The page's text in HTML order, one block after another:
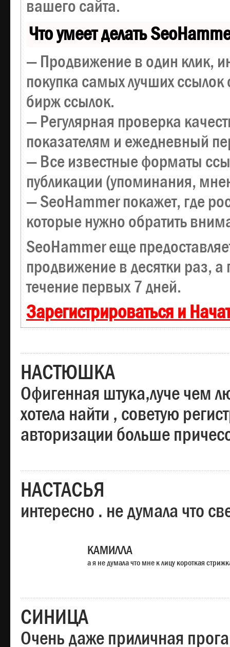
вашего сайта.
Что умеет делать
— Продвижение в один клик,
покупка самых лучших ссылок
бирж ссылок.
— Регулярная проверка
показателям и ежедневный
— Все известные форматы
публикации (упоминания,
— SeoHammer покажет, где
которые нужно обратить
SeoHammer еще
продвижение в десятки раз, а
течение первых 7 дней.
Зарегистрироваться и
НАСТЮШКА
Офигенная штука,луче чем
хотела найти , советую
авторизации больше
НАСТАСЬЯ
интересно . не думала что
КАМИЛЛА
а я не думала что мне к лицу короткая
СИНИЦА
Очень даже приличная